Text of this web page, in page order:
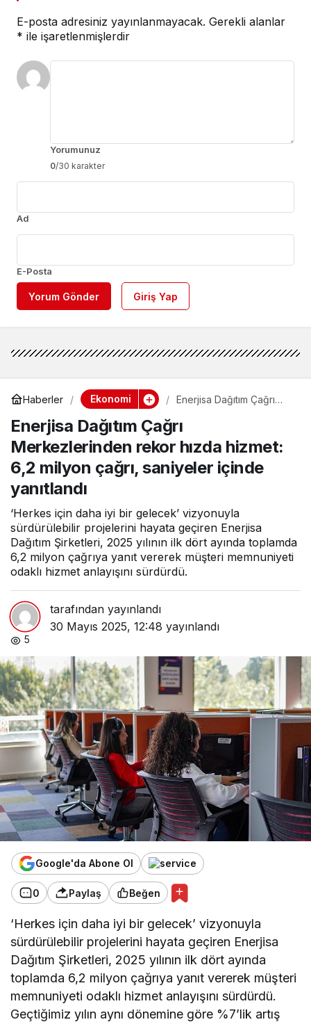
E-posta adresiniz yayınlanmayacak. Gerekli alanlar
* ile işaretlenmişlerdir
Yorumunuz
0/30 karakter
Ad
E-Posta
Yorum Gönder Giriş Yap
Haberler Ekonomi
Enerjisa Dağıtım Çağrı
hızda hizmet: 6,2 milyon
çağrı, saniyeler içinde
yanıtlandı
Enerjisa Dağıtım Çağrı
Merkezlerinden rekor hızda hizmet:
6,2 milyon çağrı, saniyeler içinde
yanıtlandı
‘Herkes için daha iyi bir gelecek’ vizyonuyla
sürdürülebilir projelerini hayata geçiren Enerjisa
Dağıtım Şirketleri, 2025 yılının ilk dört ayında toplamda
6,2 milyon çağrıya yanıt vererek müşteri memnuniyeti
odaklı hizmet anlayışını sürdürdü.
tarafından yayınlandı
30 Mayıs 2025, 12:48 yayınlandı
5
Google'da Abone Ol
0 Paylaş Beğen
‘Herkes için daha iyi bir gelecek’ vizyonuyla
sürdürülebilir projelerini hayata geçiren Enerjisa
Dağıtım Şirketleri, 2025 yılının ilk dört ayında
toplamda 6,2 milyon çağrıya yanıt vererek müşteri
memnuniyeti odaklı hizmet anlayışını sürdürdü.
Geçtiğimiz yılın aynı dönemine göre %7’lik artış